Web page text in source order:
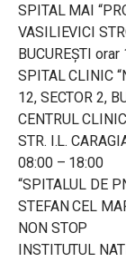
SPITAL MAI
VASILIEVICI
BUCUREȘTI
SPITAL CLINIC
12, SECTOR 2,
CENTRUL
STR. I.L.
08:00 – 18:00
“SPITALUL DE
STEFAN CEL
NON STOP
INSTITUTUL